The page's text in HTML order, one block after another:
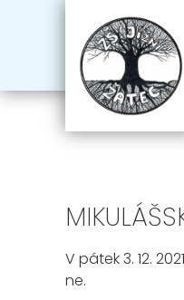
V pátek 3. 12.
ne.